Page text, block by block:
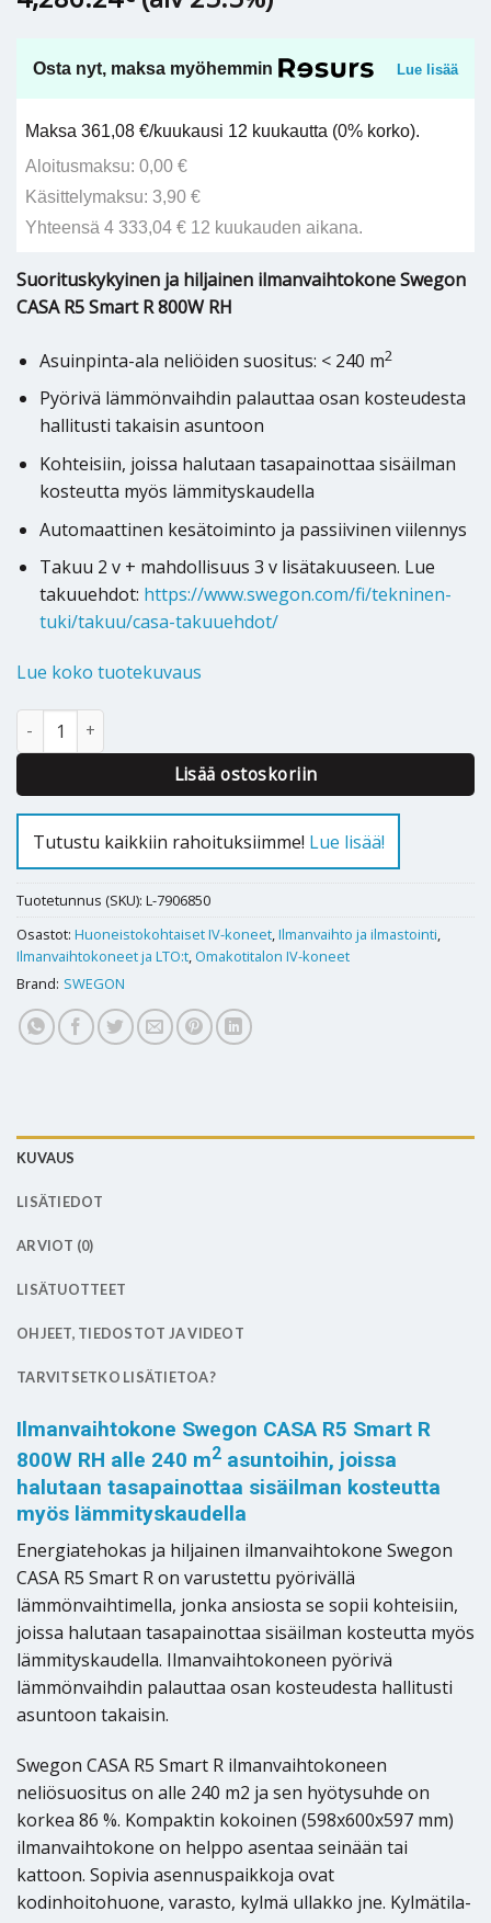
Osta nyt, maksa myöhemmin Lue lisää
Maksa 361,08 €/kuukausi 12 kuukautta (0% korko).
Aloitusmaksu: 0,00 €
Käsittelymaksu: 3,90 €
Yhteensä 4 333,04 € 12 kuukauden aikana.
Suorituskykyinen ja hiljainen ilmanvaihtokone Swegon
CASA R5 Smart R 800W RH
Asuinpinta-ala neliöiden suositus: < 240 m2
Pyörivä lämmönvaihdin palauttaa osan kosteudesta
hallitusti takaisin asuntoon
Kohteisiin, joissa halutaan tasapainottaa sisäilman
kosteutta myös lämmityskaudella
Automaattinen kesätoiminto ja passiivinen viilennys
Takuu 2 v + mahdollisuus 3 v lisätakuuseen. Lue
takuuehdot: https://www.swegon.com/fi/tekninen-
tuki/takuu/casa-takuuehdot/
Lue koko tuotekuvaus
Ilmanvaihtokone Swegon CASA R5 Smart R 800W RH määrä
Lisää ostoskoriin
Tutustu kaikkiin rahoituksiimme! Lue lisää!
Tuotetunnus (SKU): L-7906850
Osastot: Huoneistokohtaiset IV-koneet,Ilmanvaihto ja ilmastointi,
Ilmanvaihtokoneet ja LTO:t, Omakotitalon IV-koneet
Brand: SWEGON
KUVAUS
LISÄTIEDOT
ARVIOT (0)
LISÄTUOTTEET
OHJEET, TIEDOSTOT JA VIDEOT
TARVITSETKO LISÄTIETOA?
Ilmanvaihtokone Swegon CASA R5 Smart R
800W RH alle 240 m2 asuntoihin, joissa
halutaan tasapainottaa sisäilman kosteutta
myös lämmityskaudella
Energiatehokas ja hiljainen ilmanvaihtokone Swegon
CASA R5 Smart R on varustettu pyörivällä
lämmönvaihtimella, jonka ansiosta se sopii kohteisiin,
joissa halutaan tasapainottaa sisäilman kosteutta myös
lämmityskaudella. Ilmanvaihtokoneen pyörivä
lämmönvaihdin palauttaa osan kosteudesta hallitusti
asuntoon takaisin.
Swegon CASA R5 Smart R ilmanvaihtokoneen
neliösuositus on alle 240 m2 ja sen hyötysuhde on
korkea 86 %. Kompaktin kokoinen (598x600x597 mm)
ilmanvaihtokone on helppo asentaa seinään tai
kattoon. Sopivia asennuspaikkoja ovat
kodinhoitohuone, varasto, kylmä ullakko jne. Kylmätila-